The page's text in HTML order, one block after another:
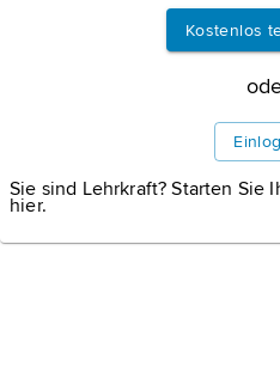
dem Tier gemeinsam;
d. h. auch von
Informationen
Kostenlos
Sie sind Lehrkraft? Starten Sie
hier.